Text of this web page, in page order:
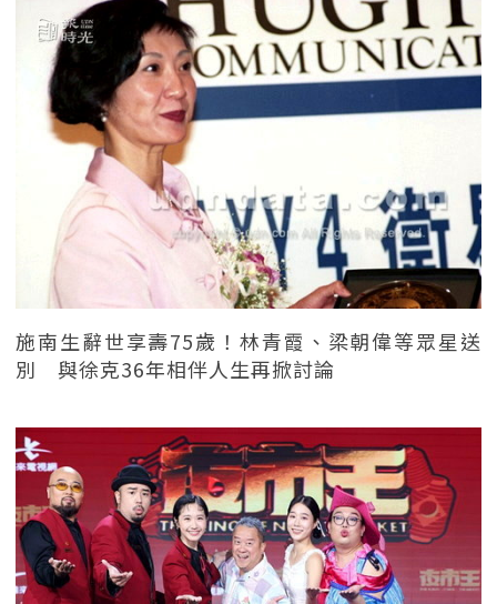
施南生辭世享壽75歲！林青霞、梁朝偉等眾星送
別 與徐克36年相伴人生再掀討論